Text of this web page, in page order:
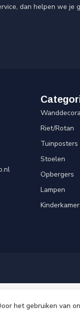
dan helpen we je
Riet/Rotan
Tuinposters
Stoelen
Opbergers
Lampen
Kinderkamer
het gebruiken van